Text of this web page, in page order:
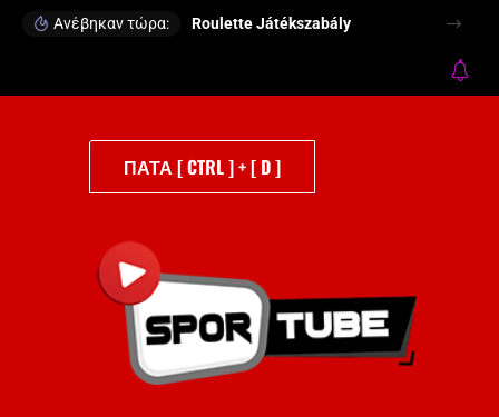
Ανέβηκαν τώρα: Roulette Játékszabály
ΠΑΤΑ [ CTRL ] + [ D ]